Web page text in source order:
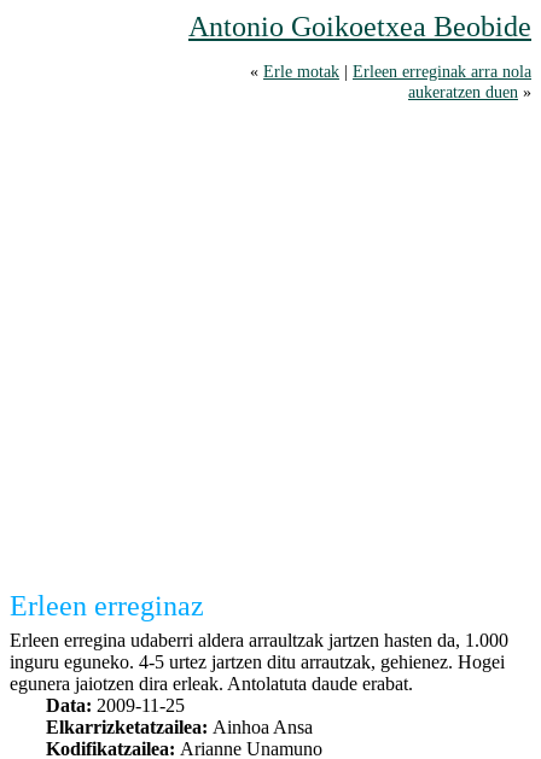
Antonio Goikoetxea Beobide
« Erle motak | Erleen erreginak arra nola
aukeratzen duen »
Erleen erreginaz
Erleen erregina udaberri aldera arraultzak jartzen hasten da, 1.000
inguru eguneko. 4-5 urtez jartzen ditu arrautzak, gehienez. Hogei
egunera jaiotzen dira erleak. Antolatuta daude erabat.
Data: 2009-11-25
Elkarrizketatzailea: Ainhoa Ansa
Kodifikatzailea: Arianne Unamuno